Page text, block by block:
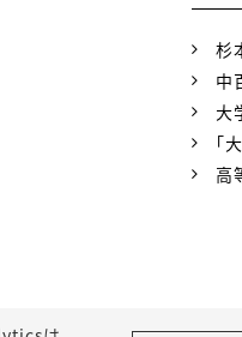
杉
中
大
「
高